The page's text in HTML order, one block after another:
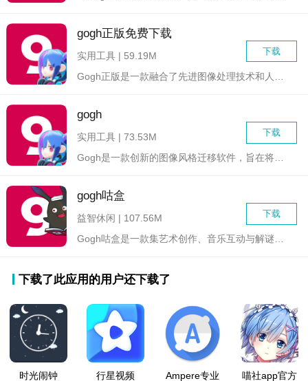
gogh正版免费下载
下载
实用工具 | 59.19M
gogh
下载
实用工具 | 73.53M
gogh咕盒
下载
益智休闲 | 107.56M
下载了此应用的用户还下载了
时光闹钟 行星视频 Ampere专业 喵社app官方